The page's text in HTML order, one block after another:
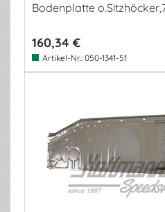
Bodenplatte
160,34 €
Artikel-Nr.: 050-1341-51